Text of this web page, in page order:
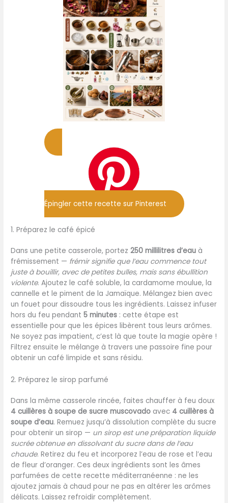
Épingler cette recette sur Pinterest
1. Préparez le café épicé
Dans une petite casserole, portez250 millilitres d’eau à
frémissement — frémir signifie que l’eau commence tout
juste à bouillir, avec de petites bulles, mais sans ébullition
violente. Ajoutez le café soluble, la cardamome moulue, la
cannelle et le piment de la Jamaïque. Mélangez bien avec
un fouet pour dissoudre tous les ingrédients. Laissez infuser
hors du feu pendant5 minutes : cette étape est
essentielle pour que les épices libèrent tous leurs arômes.
Ne soyez pas impatient, c’est là que toute la magie opère !
Filtrez ensuite le mélange à travers une passoire fine pour
obtenir un café limpide et sans résidu.
2. Préparez le sirop parfumé
Dans la même casserole rincée, faites chauffer à feu doux
4 cuillères à soupe de sucre muscovado avec 4 cuillères à
soupe d’eau. Remuez jusqu’à dissolution complète du sucre
pour obtenir un sirop — un sirop est une préparation liquide
sucrée obtenue en dissolvant du sucre dans de l’eau
chaude. Retirez du feu et incorporez l’eau de rose et l’eau
de fleur d’oranger. Ces deux ingrédients sont les âmes
parfumées de cette recette méditerranéenne : ne les
ajoutez jamais à chaud pour ne pas en altérer les arômes
délicats. Laissez refroidir complètement.